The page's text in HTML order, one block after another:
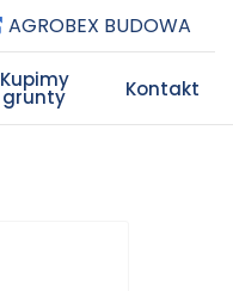
AGROBEX BUDOWA
Kupimy
grunty Kontakt